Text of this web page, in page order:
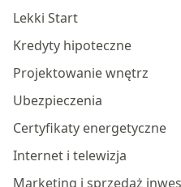
Lekki Start
Kredyty hipoteczne
Projektowanie wnętrz
Ubezpieczenia
Certyfikaty energetyczne
Internet i telewizja
Marketing i sprzedaż